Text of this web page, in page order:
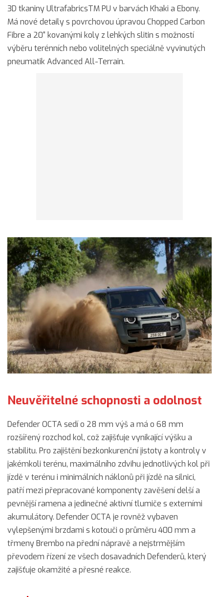
3D tkaniny UltrafabricsTM PU v barvách Khaki a Ebony.
Má nové detaily s povrchovou úpravou Chopped Carbon
Fibre a 20“ kovanými koly z lehkých slitin s možností
výběru terénních nebo volitelných speciálně vyvinutých
pneumatik Advanced All-Terrain.
Neuvěřitelné schopnosti a odolnost
Defender OCTA sedí o 28 mm výš a má o 68 mm
rozšířený rozchod kol, což zajišťuje vynikající výšku a
stabilitu. Pro zajištění bezkonkurenční jistoty a kontroly v
jakémkoli terénu, maximálního zdvihu jednotlivých kol při
jízdě v terénu i minimálních náklonů při jízdě na silnici,
patří mezi přepracované komponenty zavěšení delší a
pevnější ramena a jedinečné aktivní tlumiče s externími
akumulátory. Defender OCTA je rovněž vybaven
vylepšenými brzdami s kotouči o průměru 400 mm a
třmeny Brembo na přední nápravě a nejstrmějším
převodem řízení ze všech dosavadních Defenderů, který
zajišťuje okamžité a přesné reakce.